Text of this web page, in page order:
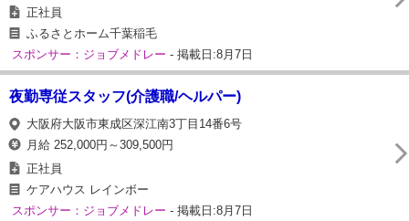
正社員
ふるさとホーム千葉稲毛
スポンサー：ジョブメドレー - 掲載日:8月7日
夜勤専従スタッフ(介護職/ヘルパー)
大阪府大阪市東成区深江南3丁目14番6号
月給 252,000円～309,500円
正社員
ケアハウス レインボー
スポンサー：ジョブメドレー - 掲載日:8月7日